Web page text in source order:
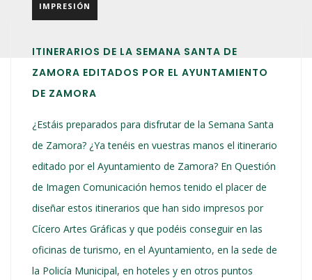
CONTACTO
IMPRESIÓN
ITINERARIOS DE LA SEMANA SANTA DE
ZAMORA EDITADOS POR EL AYUNTAMIENTO
DE ZAMORA
¿Estáis preparados para disfrutar de la Semana Santa
de Zamora? ¿Ya tenéis en vuestras manos el itinerario
editado por el Ayuntamiento de Zamora? En Questión
de Imagen Comunicación hemos tenido el placer de
diseñar estos itinerarios que han sido impresos por
Cícero Artes Gráficas y que podéis conseguir en las
oficinas de turismo, en el Ayuntamiento, en la sede de
la Policía Municipal, en hoteles y en otros puntos